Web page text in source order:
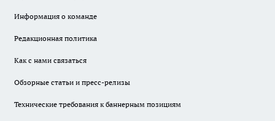
Информация о команде
Редакционная политика
Как с нами связаться
Обзорные статьи и пресс-релизы
Технические требования к баннерным позициям